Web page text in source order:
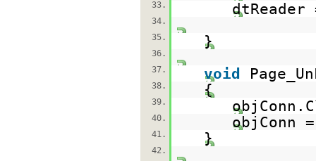
33.
34.
35.
}
36.
37.
void
38. {
39.
40. objConn
41. }
42.